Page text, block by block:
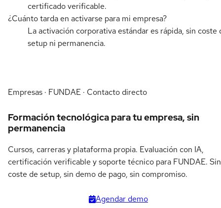
certificado verificable.
¿Cuánto tarda en activarse para mi empresa?
La activación corporativa estándar es rápida, sin coste
setup ni permanencia.
Empresas · FUNDAE · Contacto directo
Formación tecnológica para tu empresa, sin
permanencia
Cursos, carreras y plataforma propia. Evaluación con IA,
certificación verificable y soporte técnico para FUNDAE. Sin
coste de setup, sin demo de pago, sin compromiso.
Agendar demo